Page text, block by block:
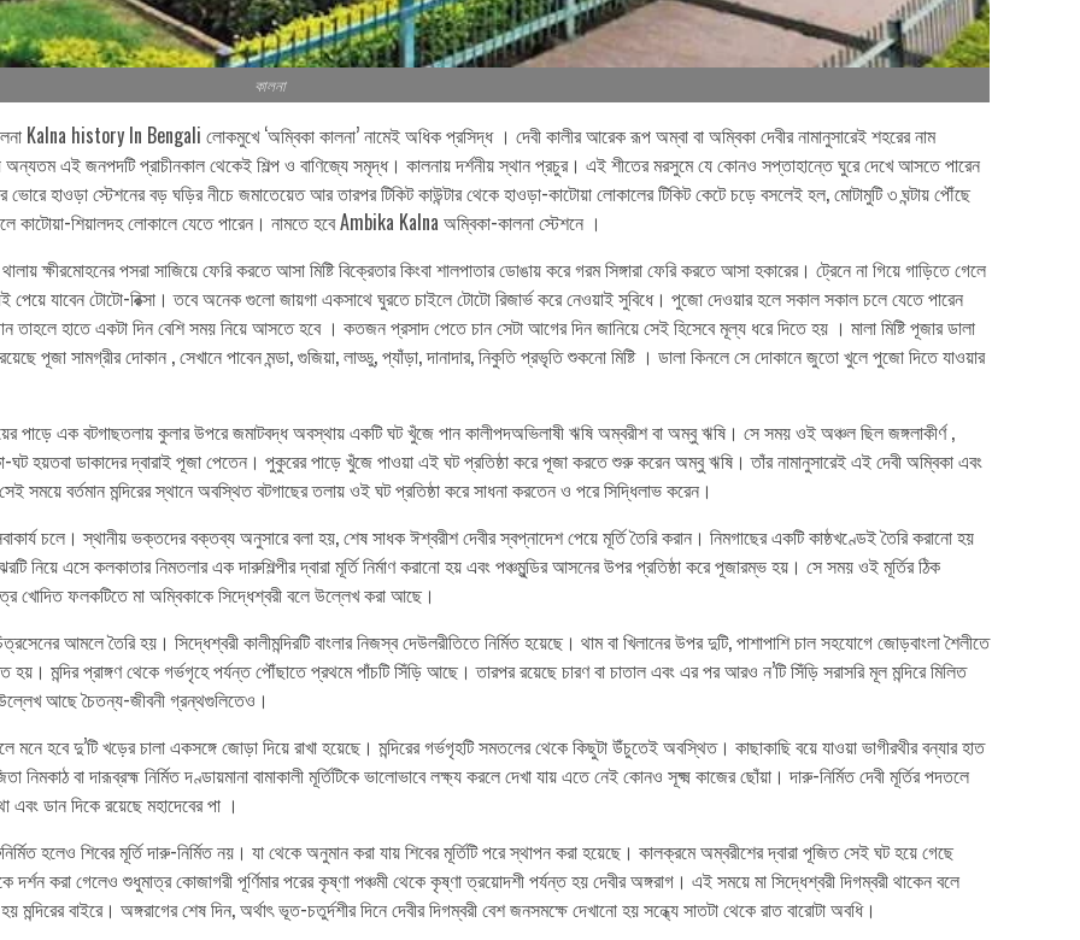
কালনা
Kalna history In Bengali লোকমুখে ‘অম্বিকা কালনা’ নামেই অধিক প্রসিদ্ধ । দেবী কালীর আরেক রূপ অম্বা বা অম্বিকা দেবীর নামানুসারেই শহরের নাম
এই জনপদটি প্রাচীনকাল থেকেই শিল্প ও বাণিজ্যে সমৃদ্ধ। কালনায় দর্শনীয় স্থান প্রচুর। এই শীতের মরসুমে যে কোনও সপ্তাহান্তে ঘুরে দেখে আসতে পারেন
হাওড়া স্টেশনের বড় ঘড়ির নীচে জমাতেয়েত আর তারপর টিকিট কাউন্টার থেকে হাওড়া-কাটোয়া লোকালের টিকিট কেটে চড়ে বসলেই হল, মোটামুটি ৩ ঘন্টায় পৌঁছে
কাটোয়া-শিয়ালদহ লোকালে যেতে পারেন। নামতে হবে Ambika Kalna অম্বিকা-কালনা স্টেশনে ।
ক্ষীরমোহনের পসরা সাজিয়ে ফেরি করতে আসা মিষ্টি বিক্রেতার কিংবা শালপাতার ডোঙায় করে গরম সিঙ্গারা ফেরি করতে আসা হকারের। ট্রেনে না গিয়ে গাড়িতে গেলে
যাবেন টোটো-রিক্সা। তবে অনেক গুলো জায়গা একসাথে ঘুরতে চাইলে টোটো রিজার্ভ করে নেওয়াই সুবিধে। পুজো দেওয়ার হলে সকাল সকাল চলে যেতে পারেন
তাহলে হাতে একটা দিন বেশি সময় নিয়ে আসতে হবে । কতজন প্রসাদ পেতে চান সেটা আগের দিন জানিয়ে সেই হিসেবে মূল্য ধরে দিতে হয় । মালা মিষ্টি পূজার ডালা
পূজা সামগ্রীর দোকান , সেখানে পাবেন মন্ডা, গুজিয়া, লাড্ডু, প্যাঁড়া, দানাদার, নিকুতি প্রভৃতি শুকনো মিষ্টি । ডালা কিনলে সে দোকানে জুতো খুলে পুজো দিতে যাওয়ার
পাড়ে এক বটগাছতলায় কুলার উপরে জমাটবদ্ধ অবস্থায় একটি ঘট খুঁজে পান কালীপদঅভিলাষী ঋষি অম্বরীশ বা অম্বু ঋষি। সে সময় ওই অঞ্চল ছিল জঙ্গলাকীর্ণ ,
হয়তবা ডাকাদের দ্বারাই পূজা পেতেন। পুকুরের পাড়ে খুঁজে পাওয়া এই ঘট প্রতিষ্ঠা করে পূজা করতে শুরু করেন অম্বু ঋষি। তাঁর নামানুসারেই এই দেবী অম্বিকা এবং
বর্তমান মন্দিরের স্থানে অবস্থিত বটগাছের তলায় ওই ঘট প্রতিষ্ঠা করে সাধনা করতেন ও পরে সিদ্ধিলাভ করেন।
চলে। স্থানীয় ভক্তদের বক্তব্য অনুসারে বলা হয়, শেষ সাধক ঈশ্বরীশ দেবীর স্বপ্নাদেশ পেয়ে মূর্তি তৈরি করান। নিমগাছের একটি কাষ্ঠখণ্ডেই তৈরি করানো হয়
নিয়ে এসে কলকাতার নিমতলার এক দারুশিল্পীর দ্বারা মূর্তি নির্মাণ করানো হয় এবং পঞ্চমুন্ডির আসনের উপর প্রতিষ্ঠা করে পূজারম্ভ হয়। সে সময় ওই মূর্তির ঠিক
খোদিত ফলকটিতে মা অম্বিকাকে সিদ্ধেশ্বরী বলে উল্লেখ করা আছে।
আমলে তৈরি হয়। সিদ্ধেশ্বরী কালীমন্দিরটি বাংলার নিজস্ব দেউলরীতিতে নির্মিত হয়েছে। থাম বা খিলানের উপর দুটি, পাশাপাশি চাল সহযোগে জোড়বাংলা শৈলীতে
মন্দির প্রাঙ্গণ থেকে গর্ভগৃহে পর্যন্ত পৌঁছাতে প্রথমে পাঁচটি সিঁড়ি আছে। তারপর রয়েছে চারণ বা চাতাল এবং এর পর আরও ন’টি সিঁড়ি সরাসরি মূল মন্দিরে মিলিত
উল্লেখ আছে চৈতন্য-জীবনী গ্রন্থগুলিতেও।
মনে হবে দু’টি খড়ের চালা একসঙ্গে জোড়া দিয়ে রাখা হয়েছে। মন্দিরের গর্ভগৃহটি সমতলের থেকে কিছুটা উঁচুতেই অবস্থিত। কাছাকাছি বয়ে যাওয়া ভাগীরথীর বন্যার হাত
নিমকাঠ বা দারূব্রহ্ম নির্মিত দণ্ডায়মানা বামাকালী মূর্তিটিকে ভালোভাবে লক্ষ্য করলে দেখা যায় এতে নেই কোনও সূক্ষ্ম কাজের ছোঁয়া। দারু-নির্মিত দেবী মূর্তির পদতলে
এবং ডান দিকে রয়েছে মহাদেবের পা ।
হলেও শিবের মূর্তি দারু-নির্মিত নয়। যা থেকে অনুমান করা যায় শিবের মূর্তিটি পরে স্থাপন করা হয়েছে। কালক্রমে অম্বরীশের দ্বারা পূজিত সেই ঘট হয়ে গেছে
দর্শন করা গেলেও শুধুমাত্র কোজাগরী পূর্ণিমার পরের কৃষ্ণা পঞ্চমী থেকে কৃষ্ণা ত্রয়োদশী পর্যন্ত হয় দেবীর অঙ্গরাগ। এই সময়ে মা সিদ্ধেশ্বরী দিগম্বরী থাকেন বলে
বাইরে। অঙ্গরাগের শেষ দিন, অর্থাৎ ভূত-চতুর্দশীর দিনে দেবীর দিগম্বরী বেশ জনসমক্ষে দেখানো হয় সন্ধ্যে সাতটা থেকে রাত বারোটা অবধি।